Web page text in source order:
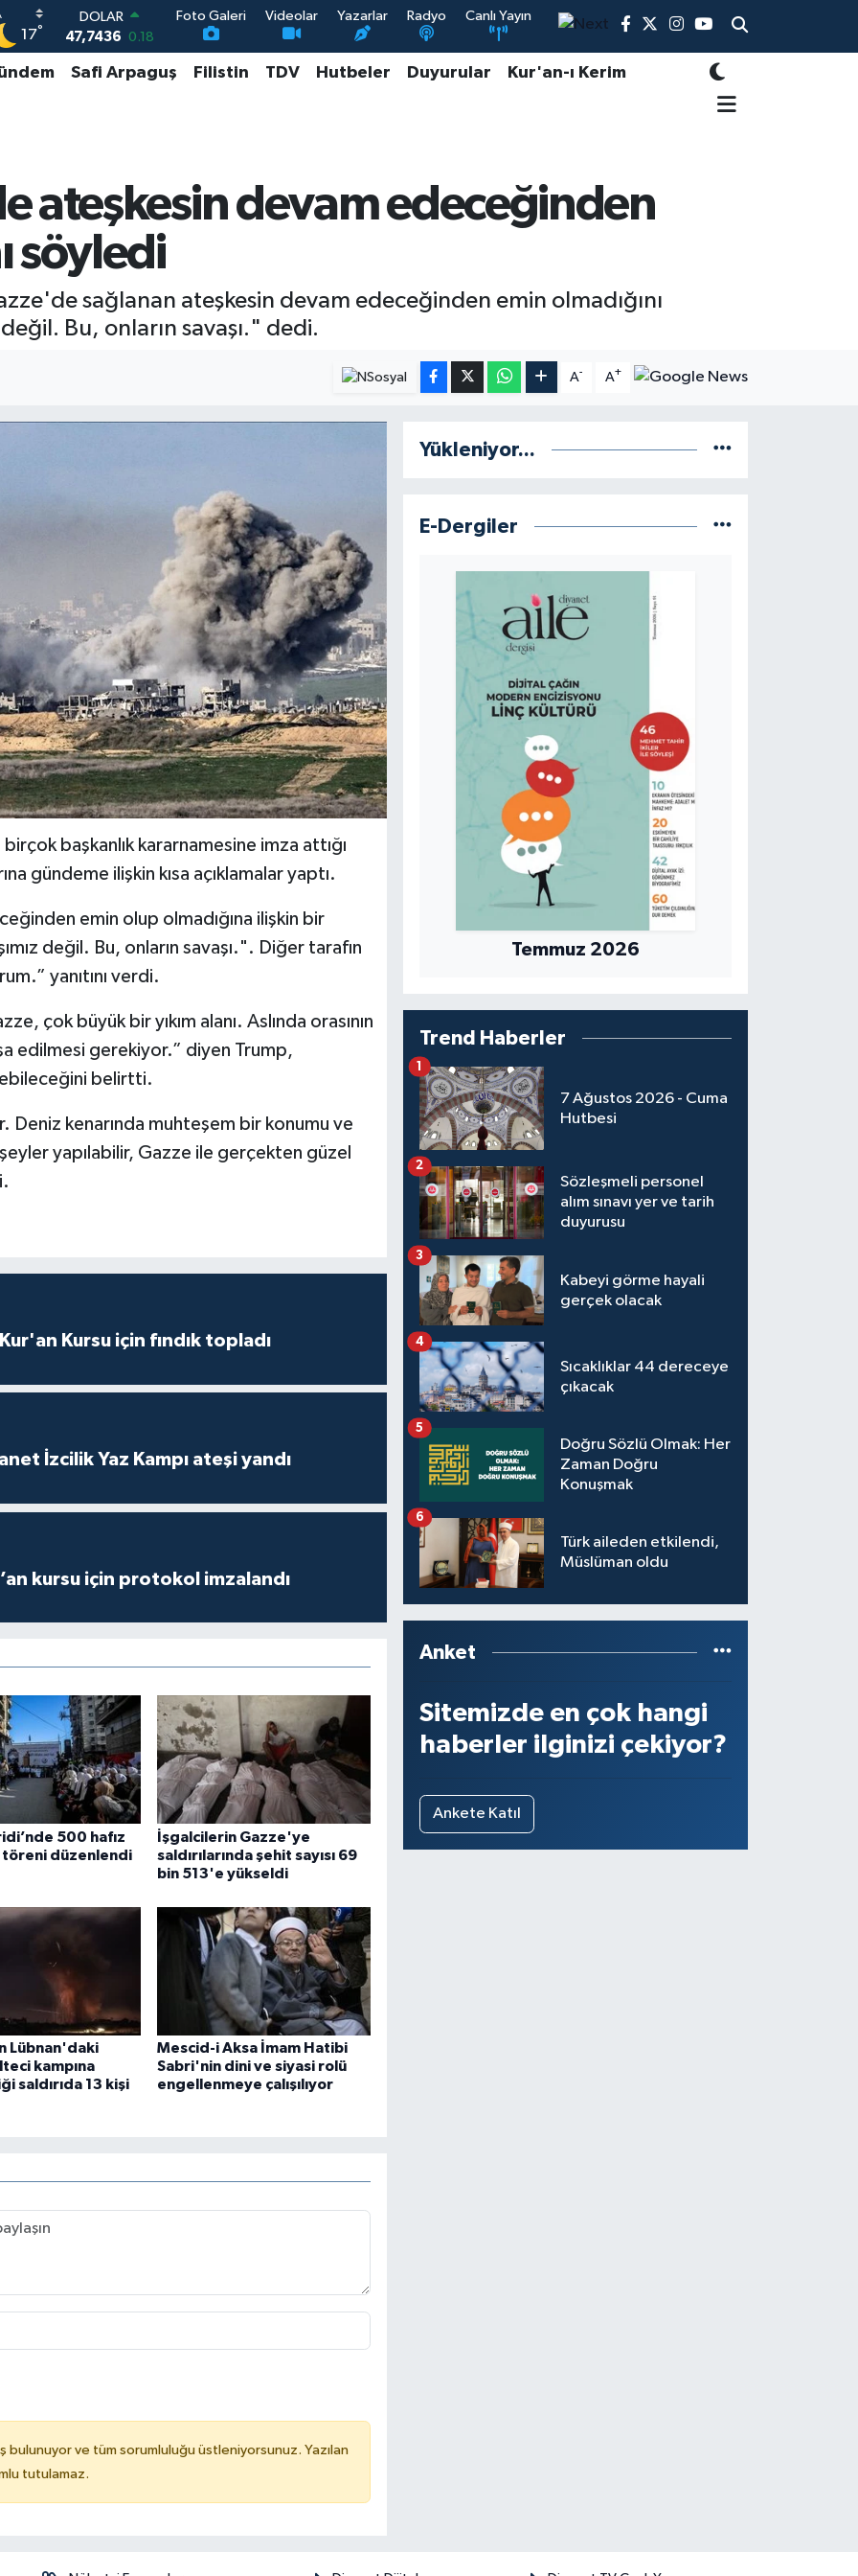
17°
DOLAR
47,7436 0.18
EURO
55,2510 0.32
13.779
-14
Foto Galeri Videolar Yazarlar Radyo Canlı Yayın
Safi Arpaguş Filistin TDV Hutbeler Duyurular Kur'an-ı Kerim
ateşkesin devam edeceğinden
söyledi
sağlanan ateşkesin devam edeceğinden emin olmadığını
Bu, onların savaşı." dedi.
A- A+
başkanlık kararnamesine imza attığı
gündeme ilişkin kısa açıklamalar yaptı.
emin olup olmadığına ilişkin bir
değil. Bu, onların savaşı.". Diğer tarafın
yanıtını verdi.
çok büyük bir yıkım alanı. Aslında orasının
edilmesi gerekiyor.” diyen Trump,
belirtti.
kenarında muhteşem bir konumu ve
yapılabilir, Gazze ile gerçekten güzel
Kursu için fındık topladı
İzcilik Yaz Kampı ateşi yandı
kursu için protokol imzalandı
500 hafız
töreni düzenlendi
İşgalcilerin Gazze'ye
saldırılarında şehit sayısı 69
bin 513'e yükseldi
Lübnan'daki
kampına
saldırıda 13 kişi
Mescid-i Aksa İmam Hatibi
Sabri'nin dini ve siyasi rolü
engellenmeye çalışılıyor
bulunuyor ve tüm sorumluluğu üstleniyorsunuz. Yazılan
tutulamaz.
Yükleniyor...
E-Dergiler
Temmuz 2026
Trend Haberler
7 Ağustos 2026 - Cuma
Hutbesi
1
Sözleşmeli personel
alım sınavı yer ve tarih
duyurusu
2
Kabeyi görme hayali
gerçek olacak
3
Sıcaklıklar 44 dereceye
çıkacak
4
Doğru Sözlü Olmak: Her
Zaman Doğru
Konuşmak
5
Türk aileden etkilendi,
Müslüman oldu
6
Anket
Sitemizde en çok hangi
haberler ilginizi çekiyor?
Ankete Katıl